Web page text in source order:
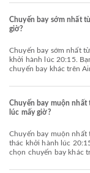
Chuyến bay sớm nhất
giờ?
Chuyến bay sớm nhất từ Edmonton đến Yellowknife do Air Canada khai thác
khởi hành lúc 20:15.
chuyến bay khác trên
Chuyến bay muộn
lúc mấy giờ?
Chuyến bay muộn nhất từ Edmonton đến Yellowknife do Air Canada khai
thác khởi hành lúc
chọn chuyến bay khác